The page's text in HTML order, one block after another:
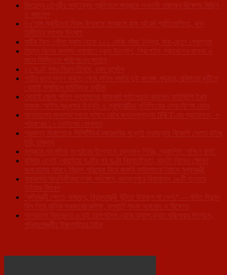
জিতেন্দ্র চৌধুরীর মন্তব্যের প্রতিবাদে সাব্রুমে সনাতনী সমাজের বিক্ষোভ মিছিল
ও সমাবেশ
৮০’তম স্বাধীনতা দিবস উপলক্ষে সাব্রুমে বসে আঁকো প্রতিযোগিতা, খুদে
শিল্পীদের ব্যাপক উৎসাহ
মাটির নিচে পোঁতা ড্রাম থেকে ১২২ কেজি গাঁজা উদ্ধার, বাবা-ছেলে গ্রেপ্তার
বিদ্যুৎ বিলের সমস্যা সমাধানে দ্রুত উদ্যোগ, প্রিপেইড গ্রাহকদের বকেয়া ৬
মাসে কিস্তিতে পরিশোধের সুযোগ
১২ ঘণ্টা পরও বিদ্যুৎহীনতা, চরম দুর্ভোগ
গভীর জলে স্নান করতে নেমে সলিল সমাধি দুই কলেজ পড়ুয়ার, রবিবারের ছুটিতে
খোয়াই ধলাবিলে মর্মান্তিক দুর্ঘটনা
খোয়াই জেলা পুলিশ প্রশাসনের কাজকর্ম পর্যালোচনা করলেন আইজিপি ইপ্পর
মাঞ্চক; আইন-শৃঙ্খলার উন্নতি ও প্রঅ্যাক্টিভ পুলিশিংয়ের ওপর বিশেষ জোর
আগরতলার জনসমাবেশকে সামনে রেখে জগবন্ধুপাড়ায় IPFT-এর প্রচারসভা, ৭
পরিবারের ১৭ ভোটারের যোগদান
প্রকাশ্য দিবালোকে সিসিটিভির নজরদারির মধ্যেই গন্ডাছড়ায় বিজেপি নেতার বাইক
চুরি, চাঞ্চল্য
সাব্রুমে সাংবাদিক সংগঠনের উদ্যোগে রক্তদান শিবির, প্রকাশিত ‘দক্ষিণ বার্তা’
রবিবার এলেই খোয়াইয়ে ঘণ্টার পর ঘণ্টা বিদ্যুৎহীনতা, বাড়তি বিলেও ক্ষোভ!
জনরোষের আবহে বিদ্যুৎ পরিষেবা নিয়ে জরুরি পর্যালোচনা বৈঠকে মুখ্যমন্ত্রী
কৃষকদের আধুনিকীকরণে বড় পদক্ষেপ, কল্যাণপুরে বিনামূল্যে ৩৮টি পাওয়ার
উইডার বিতরণ
‘কৃষিমন্ত্রী ক্ষেতে নামছেন, বিদ্যুৎমন্ত্রী খুঁটিতে উঠছেন না কেন?’— বর্ধিত বিদ্যুৎ
বিল নিয়ে মানিক সরকারের কটাক্ষ, মনুঘাটে সড়ক অবরোধ ও বিক্ষোভ
আগরতলা বিমানবন্দর ও দুই রেলস্টেশন থেকে অ্যাপ-ক্যাব পরিষেবার উদ্যোগ,
পরিবহনমন্ত্রীর উচ্চপর্যায়ের বৈঠক